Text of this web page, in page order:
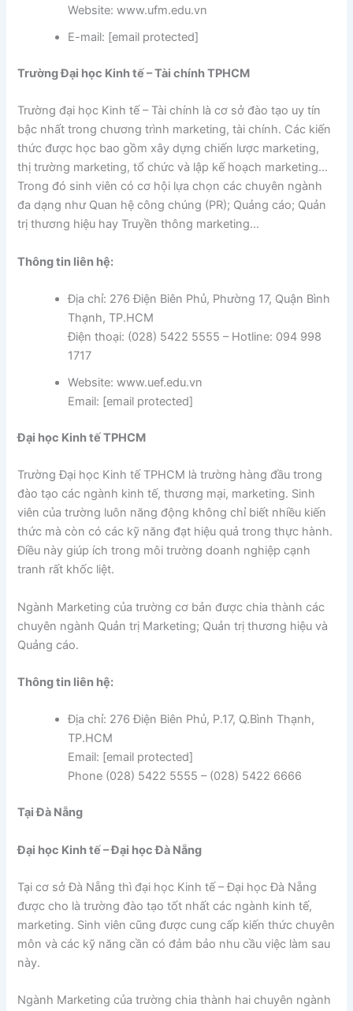
Website: www.ufm.edu.vn
E-mail: [email protected]
Trường Đại học Kinh tế – Tài chính TPHCM
Trường đại học Kinh tế – Tài chính là cơ sở đào tạo uy tín
bậc nhất trong chương trình marketing, tài chính. Các kiến
thức được học bao gồm xây dựng chiến lược marketing,
thị trường marketing, tổ chức và lập kế hoạch marketing…
Trong đó sinh viên có cơ hội lựa chọn các chuyên ngành
đa dạng như Quan hệ công chúng (PR); Quảng cáo; Quản
trị thương hiệu hay Truyền thông marketing…
Thông tin liên hệ:
Địa chỉ: 276 Điện Biên Phủ, Phường 17, Quận Bình
Thạnh, TP.HCM
Điện thoại: (028) 5422 5555 – Hotline: 094 998
1717
Website: www.uef.edu.vn
Email: [email protected]
Đại học Kinh tế TPHCM
Trường Đại học Kinh tế TPHCM là trường hàng đầu trong
đào tạo các ngành kinh tế, thương mại, marketing. Sinh
viên của trường luôn năng động không chỉ biết nhiều kiến
thức mà còn có các kỹ năng đạt hiệu quả trong thực hành.
Điều này giúp ích trong môi trường doanh nghiệp cạnh
tranh rất khốc liệt.
Ngành Marketing của trường cơ bản được chia thành các
chuyên ngành Quản trị Marketing; Quản trị thương hiệu và
Quảng cáo.
Thông tin liên hệ:
Địa chỉ: 276 Điện Biên Phủ, P.17, Q.Bình Thạnh,
TP.HCM
Email: [email protected]
Phone (028) 5422 5555 – (028) 5422 6666
Tại Đà Nẵng
Đại học Kinh tế – Đại học Đà Nẵng
Tại cơ sở Đà Nẵng thì đại học Kinh tế – Đại học Đà Nẵng
được cho là trường đào tạo tốt nhất các ngành kinh tế,
marketing. Sinh viên cũng được cung cấp kiến thức chuyên
môn và các kỹ năng cần có đảm bảo nhu cầu việc làm sau
này.
Ngành Marketing của trường chia thành hai chuyên ngành